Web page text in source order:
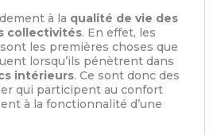
à la qualité de vie des
collectivités. En effet, les
les premières choses que
lorsqu’ils pénètrent dans
intérieurs. Ce sont donc des
qui participent au confort
à la fonctionnalité d’une